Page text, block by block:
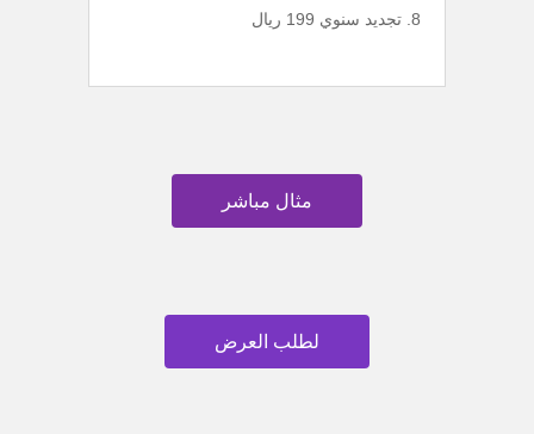
تجديد سنوي 199 ريال
مثال مباشر
لطلب العرض